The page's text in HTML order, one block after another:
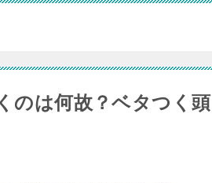
のは何故？ベタつく頭